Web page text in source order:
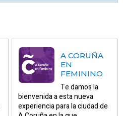
A CORUÑA
EN
FEMININO
Te damos la
bienvenida a esta nueva
experiencia para la ciudad de